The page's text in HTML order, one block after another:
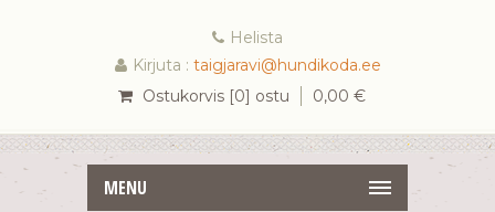
Helista
Kirjuta : taigjaravi@hundikoda.ee
Ostukorvis [0] ostu
0,00 €
MENU